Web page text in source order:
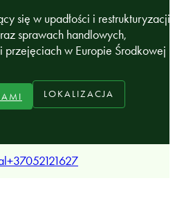
się w upadłości i restrukturyzacji,
sprawach handlowych,
w Europie Środkowej i
LOKALIZACJA
+37052121627